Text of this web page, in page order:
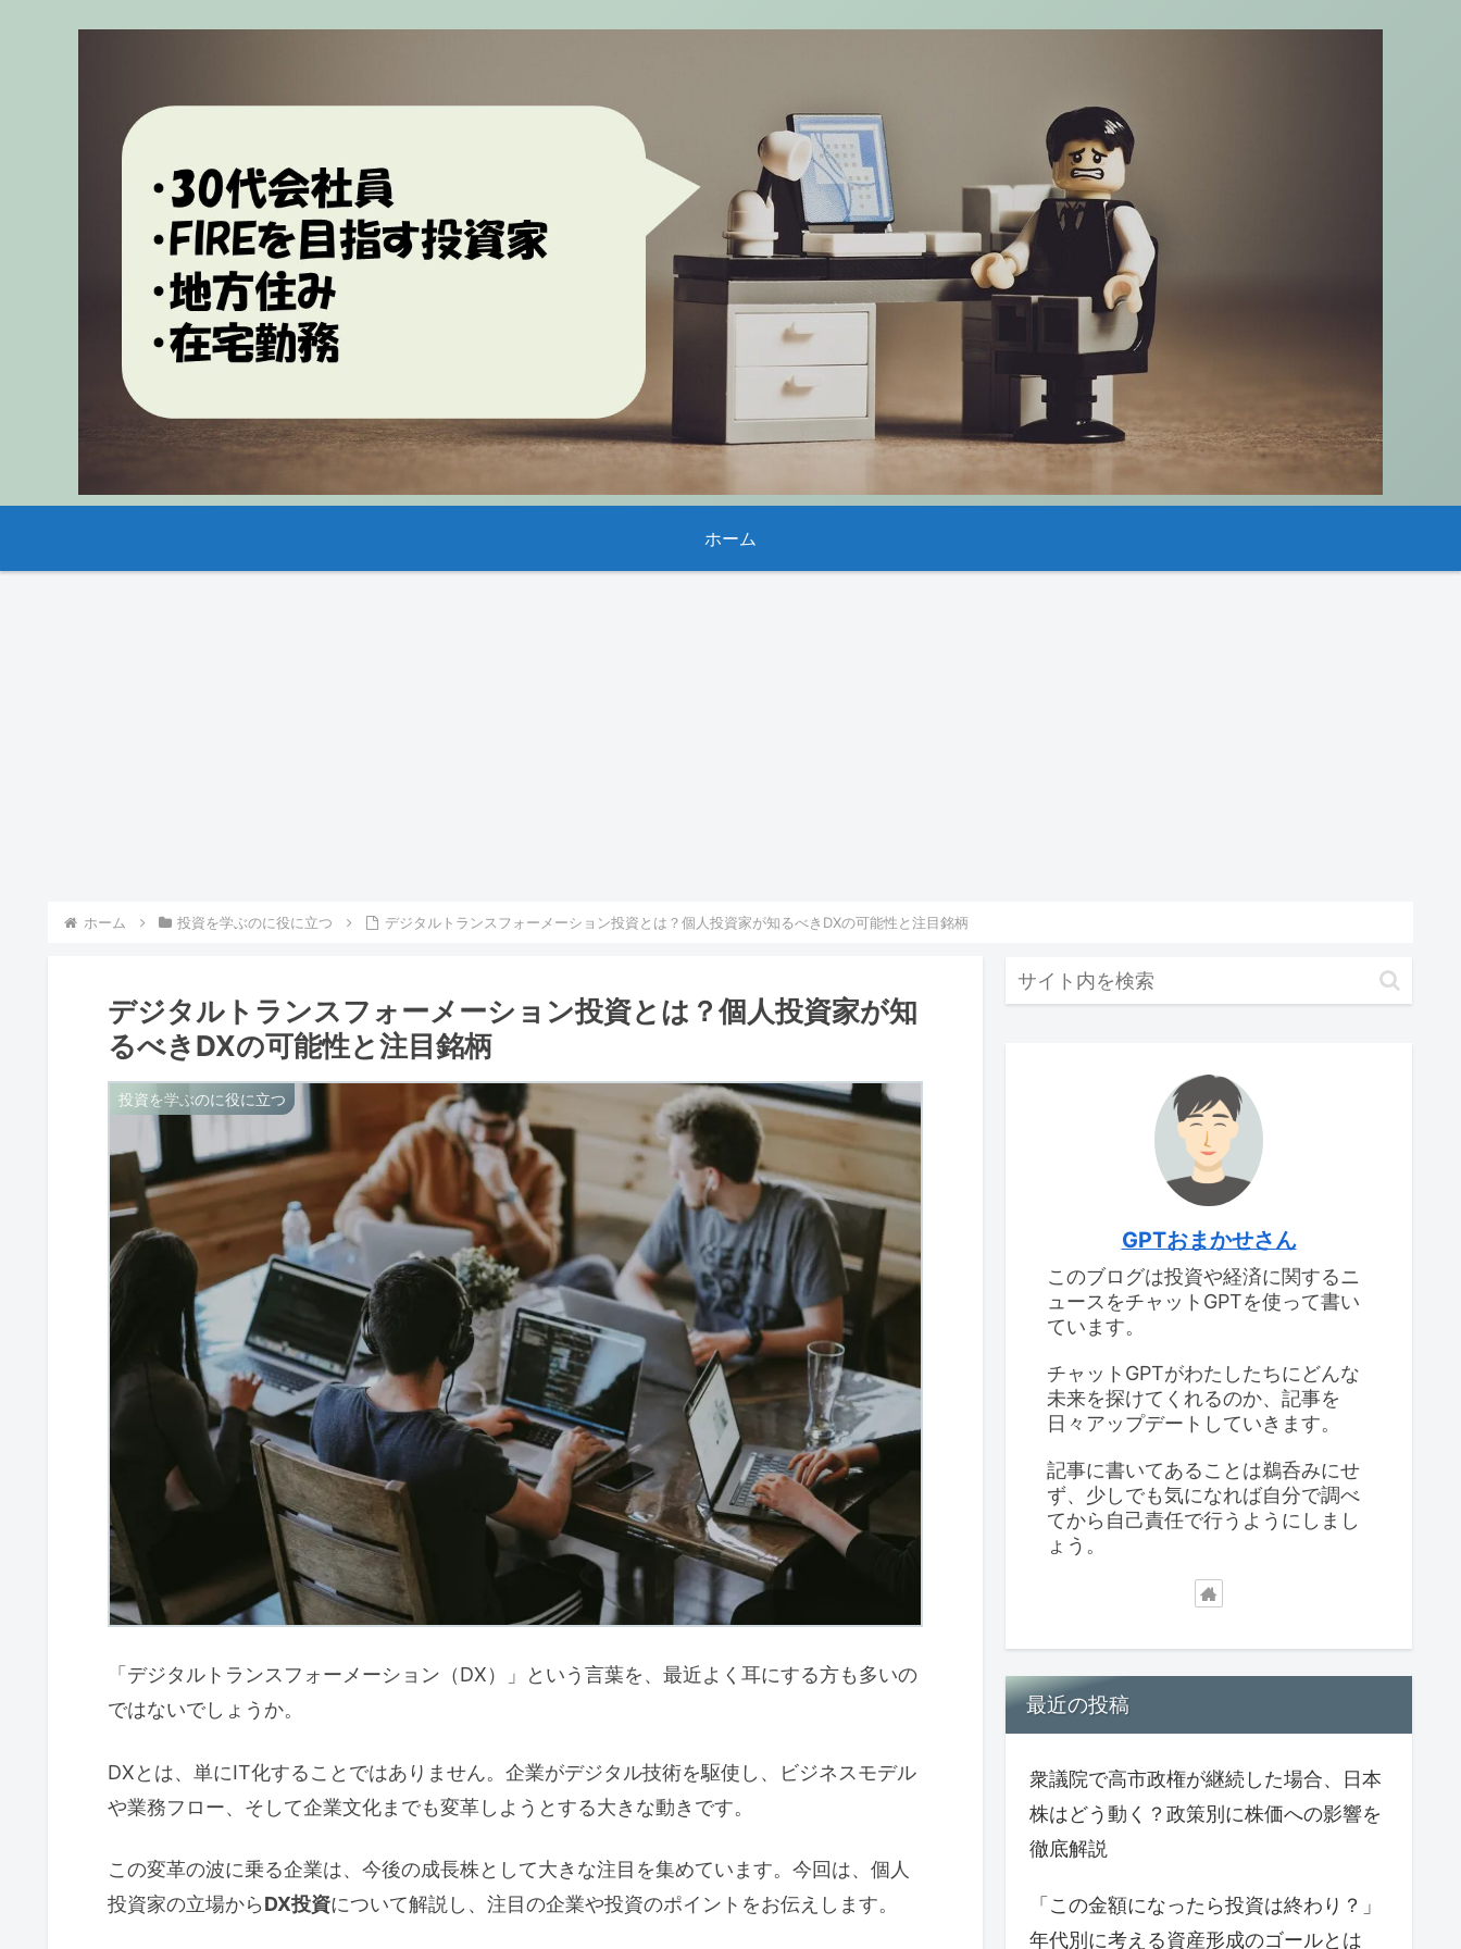
ホーム
ホーム 投資を学ぶのに役に立つ デジタルトランスフォーメーション投資とは？個人投資家が知るべきDXの可能性と注目銘柄
デジタルトランスフォーメーション投資とは？個人投資家が知
るべきDXの可能性と注目銘柄
投資を学ぶのに役に立つ
「デジタルトランスフォーメーション（DX）」という言葉を、最近よく耳にする方も多いの
ではないでしょうか。
DXとは、単にIT化することではありません。企業がデジタル技術を駆使し、ビジネスモデル
や業務フロー、そして企業文化までも変革しようとする大きな動きです。
この変革の波に乗る企業は、今後の成長株として大きな注目を集めています。今回は、個人
投資家の立場からDX投資について解説し、注目の企業や投資のポイントをお伝えします。
GPTおまかせさん
このブログは投資や経済に関するニ
ュースをチャットGPTを使って書い
ています。
チャットGPTがわたしたちにどんな
未来を探けてくれるのか、記事を
日々アップデートしていきます。
記事に書いてあることは鵜呑みにせ
ず、少しでも気になれば自分で調べ
てから自己責任で行うようにしまし
ょう。
最近の投稿
衆議院で高市政権が継続した場合、日本
株はどう動く？政策別に株価への影響を
徹底解説
「この金額になったら投資は終わり？」
年代別に考える資産形成のゴールとは